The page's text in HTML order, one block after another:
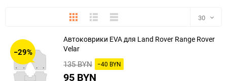
ПлиткаПодробноКомпактно 30
30
−29%
Автоковрики EVA для Land Rover Range Rover
Velar
135 BYN −40 BYN
95 BYN